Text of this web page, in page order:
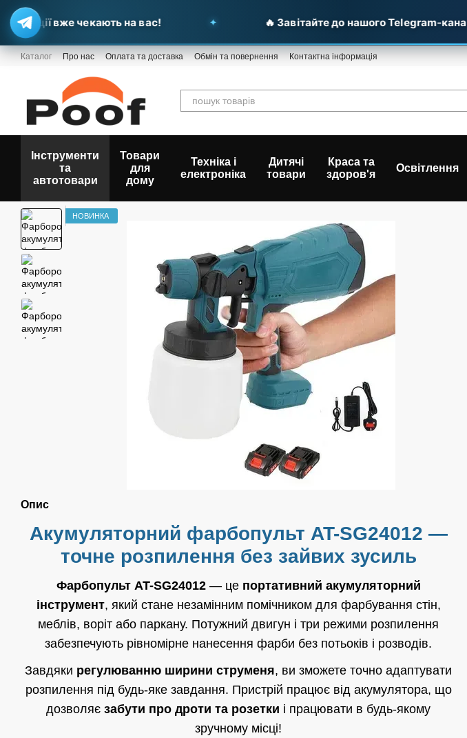
вже чекають на вас! 🔥 Завітайте до нашого Telegram-
Перейти до основного контенту
Каталог Про нас Оплата та доставка Обмін та повернення Контактна інформація
Інструменти
та
автотовари
Товари
для
дому
Техніка і
електроніка
Дитячі
товари
Краса та
здоров'я
Освітлення
НОВИНКА
Опис
Акумуляторний фарбопульт AT-SG24012 —
точне розпилення без зайвих зусиль
Фарбопульт AT-SG24012— це портативний акумуляторний
інструмент, який стане незамінним помічником для фарбування стін,
меблів, воріт або паркану. Потужний двигун і три режими розпилення
забезпечують рівномірне нанесення фарби без потьоків і розводів.
Завдяки регулюванню ширини струменя, ви зможете точно адаптувати
розпилення під будь-яке завдання. Пристрій працює від акумулятора, що
дозволяє забути про дроти та розетки і працювати в будь-якому
зручному місці!